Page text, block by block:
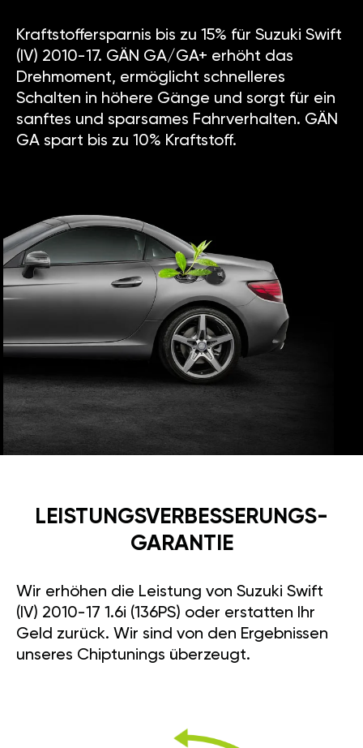
Kraftstoffersparnis bis zu 15% für Suzuki Swift
(IV) 2010-17. GÄN GA/GA+ erhöht das
Drehmoment, ermöglicht schnelleres
Schalten in höhere Gänge und sorgt für ein
sanftes und sparsames Fahrverhalten. GÄN
GA spart bis zu 10% Kraftstoff.
LEISTUNGSVERBESSE­RUNGS­
GARANTIE
Wir erhöhen die Leistung von Suzuki Swift
(IV) 2010-17 1.6i (136PS) oder erstatten Ihr
Geld zurück. Wir sind von den Ergebnissen
unseres Chiptunings überzeugt.